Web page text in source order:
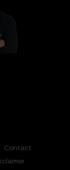
Contact